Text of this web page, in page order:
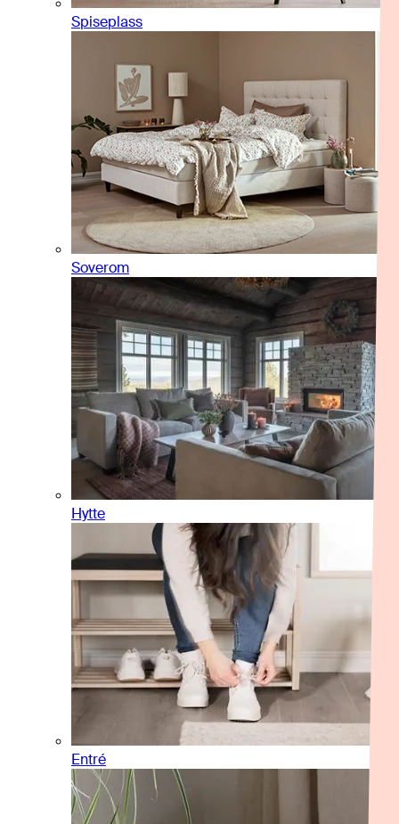
Spiseplass
Soverom
Hytte
Entré